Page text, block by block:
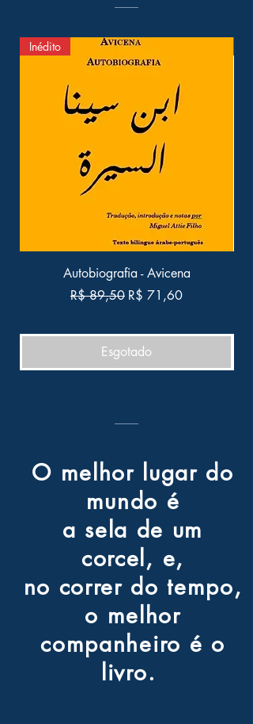
Inédito
Autobiografia - Avicena
Preço normal
R$ 89,50 Preço promocional
R$ 71,60
Esgotado
O melhor lugar do
mundo é
a sela de um
corcel, e,
no correr do tempo,
o melhor
companheiro é o
livro.